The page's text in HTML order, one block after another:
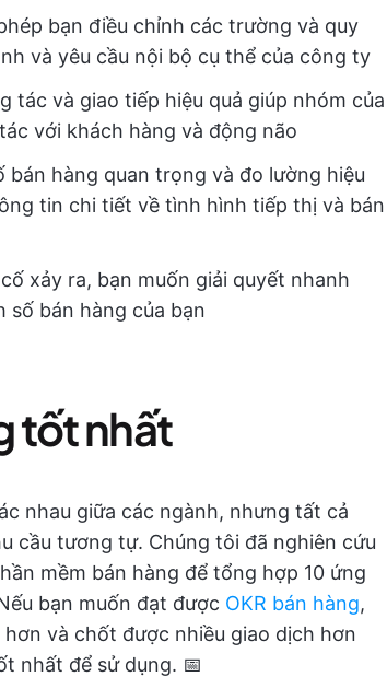
bạn điều chỉnh các trường và quy
và yêu cầu nội bộ cụ thể của công ty
tác và giao tiếp hiệu quả giúp nhóm của
với khách hàng và động não
bán hàng quan trọng và đo lường hiệu
tin chi tiết về tình hình tiếp thị và bán
xảy ra, bạn muốn giải quyết nhanh
bán hàng của bạn
tốt nhất
nhau giữa các ngành, nhưng tất cả
cầu tương tự. Chúng tôi đã nghiên cứu
mềm bán hàng để tổng hợp 10 ứng
bạn muốn đạt được OKR bán hàng,
và chốt được nhiều giao dịch hơn
nhất để sử dụng. 📅